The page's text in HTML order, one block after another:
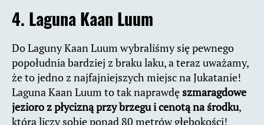
4. Laguna Kaan Luum
Do Laguny Kaan Luum wybraliśmy się pewnego
popołudnia bardziej z braku laku, a teraz uważamy,
że to jedno z najfajniejszych miejsc na Jukatanie!
Laguna Kaan Luum to tak naprawdęszmaragdowe
jezioro z płycizną przy brzegu i cenotą na środku,
która liczy sobie ponad 80 metrów głębokości!